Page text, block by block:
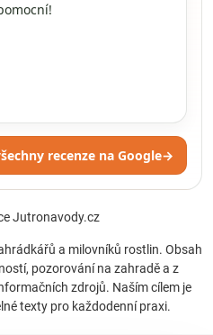
recenze na Google→
Jutronavody.cz
a milovníků rostlin. Obsah
pozorování na zahradě a z
zdrojů. Naším cílem je
texty pro každodenní praxi.